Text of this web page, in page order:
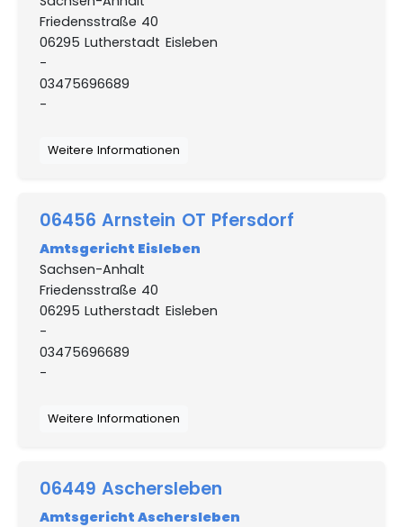
Friedensstraße 40
06295 Lutherstadt Eisleben
-
03475696689
-
Weitere Informationen
06456 Arnstein OT Pfersdorf
Amtsgericht Eisleben
Sachsen-Anhalt
Friedensstraße 40
06295 Lutherstadt Eisleben
-
03475696689
-
Weitere Informationen
06449 Aschersleben
Amtsgericht Aschersleben